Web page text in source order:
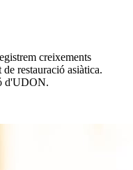
creixements
restauració asiàtica.
d'UDON.